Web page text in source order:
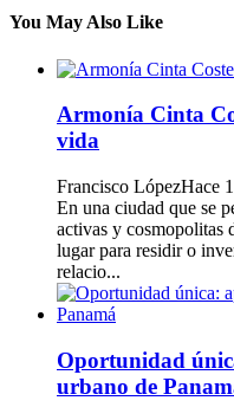
You May Also Like
Armonía Cinta
vida
Francisco LópezHace
En una ciudad que se
activas y cosmopolitas
lugar para residir o
relacio...
Oportunidad
urbano de